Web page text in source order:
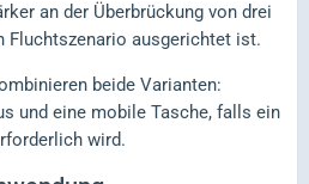
an der Überbrückung von drei
Fluchtszenario ausgerichtet ist.
beide Varianten:
und eine mobile Tasche, falls ein
wird.